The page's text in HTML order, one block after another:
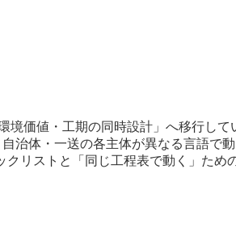
価値・工期の同時設計」へ移行し
治体・一送の各主体が異なる言語で
リストと「同じ工程表で動く」ため